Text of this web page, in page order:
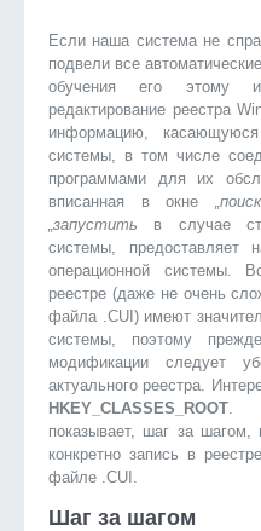
Если наша система не
подвели все
обучения его этому
редактирование реестра
информацию,
системы, в том числе
программами для их
вписанная в окне
„запустить в случае
системы,
операционной системы.
реестре (даже не очень
файла .CUI) имеют
системы, поэтому
модификации следует
актуального реестра.
HKEY_CLASSES_ROOT.
показывает, шаг за шагом,
конкретно запись в
файле .CUI.
Шаг за шагом